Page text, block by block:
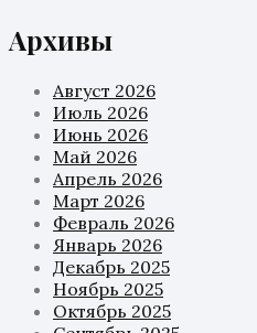
Архивы
Август 2026
Июль 2026
Июнь 2026
Май 2026
Апрель 2026
Март 2026
Февраль 2026
Январь 2026
Декабрь 2025
Ноябрь 2025
Октябрь 2025